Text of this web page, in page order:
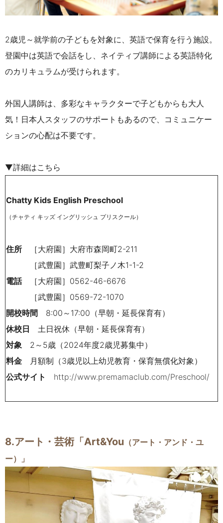
2歳児～就学前の子どもを対象に、英語で保育を行う施設。
登園中は英語で会話をし、ネイティブ講師による英語特化
のカリキュラムが受けられます。
外国人講師は、多彩なキャラクターで子どもからも大人
気！日本人スタッフのサポートもあるので、コミュニケー
ションの心配は不要です。
▼詳細はこちら
Chatty Kids English Preschool
（チャティ キッズ イングリッシュ プリスクール）
住所 ［大府園］大府市森岡町2-211
［武豊園］武豊町梨子ノ木1-1-2
電話［大府園］0562-46-6676
［武豊園］0569-72-1070
開校時間 8:00～17:00（早朝・延長保育有）
休校日 土日祝休（早朝・延長保育有）
対象 2～5歳（2024年度2歳児募集中）
料金
月額制（3歳児以上幼児教育・保育無償化対象）
公式サイト http://www.premamaclub.com/Preschool/
8.アート・芸術「Art&You （アート・アンド・ユ
ー）」